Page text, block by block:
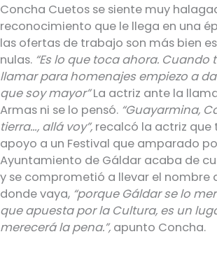
Concha Cuetos se siente muy
reconocimiento que le llega en una
las ofertas de trabajo son más bien
nulas. “Es lo que toca ahora. Cuando
llamar para homenajes empiezo a
que soy mayor”La actriz ante la
Armas ni se lo pensó. “Guayarmina,
tierra…, allá voy”, recalcó la actriz que
apoyo a un Festival que amparado
Ayuntamiento de Gáldar acaba de
y se comprometió a llevar el nombre
donde vaya, “porque Gáldar se lo
que apuesta por la Cultura, es un
merecerá la pena.”, apunto Concha.